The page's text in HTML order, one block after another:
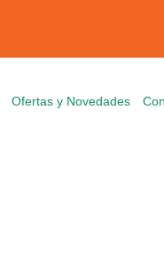
Ofertas y Novedades